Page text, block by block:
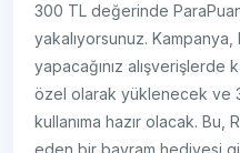
300 TL değerinde ParaPuan
yakalıyorsunuz. Kampanya,
yapacağınız alışverişlerde
özel olarak yüklenecek ve
kullanıma hazır olacak. Bu,